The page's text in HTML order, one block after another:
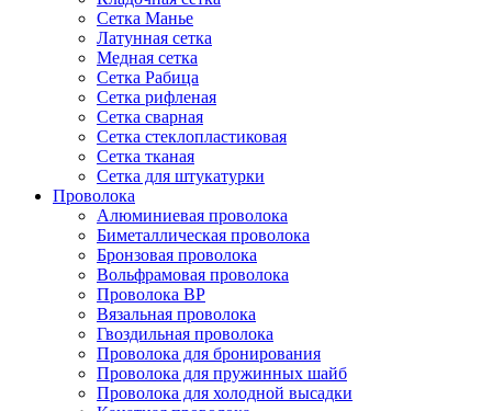
Сетка Манье
Латунная сетка
Медная сетка
Сетка Рабица
Сетка рифленая
Сетка сварная
Сетка стеклопластиковая
Сетка тканая
Сетка для штукатурки
Проволока
Алюминиевая проволока
Биметаллическая проволока
Бронзовая проволока
Вольфрамовая проволока
Проволока ВР
Вязальная проволока
Гвоздильная проволока
Проволока для бронирования
Проволока для пружинных шайб
Проволока для холодной высадки